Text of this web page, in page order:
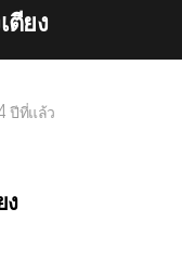
ตียง
ปีที่แล้ว
ง